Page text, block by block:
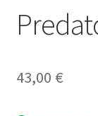
43,00 €